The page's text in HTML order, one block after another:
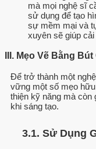
mà mọi nghệ sĩ
sử dụng để tạo
sự mềm mại và
xuyên sẽ giúp
III. Mẹo Vẽ Bằng
Để trở thành một
vững một số mẹo
thiện kỹ năng mà
khi sáng tạo.
3.1. Sử Dụng